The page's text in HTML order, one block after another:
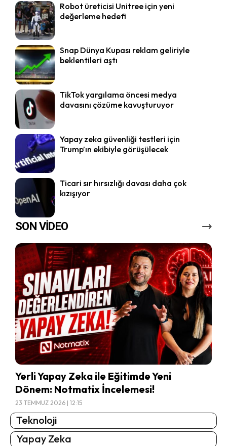
Robot üreticisi Unitree için yeni
değerleme hedefi
Snap Dünya Kupası reklam geliriyle
beklentileri aştı
TikTok yargılama öncesi medya
davasını çözüme kavuşturuyor
Yapay zeka güvenliği testleri için
Trump’ın ekibiyle görüşülecek
Ticari sır hırsızlığı davası daha çok
kızışıyor
SON VİDEO
Yerli Yapay Zeka ile Eğitimde Yeni
Dönem: Notmatix İncelemesi!
23 TEMMUZ 2026 | 12:15
Teknoloji
Yapay Zeka